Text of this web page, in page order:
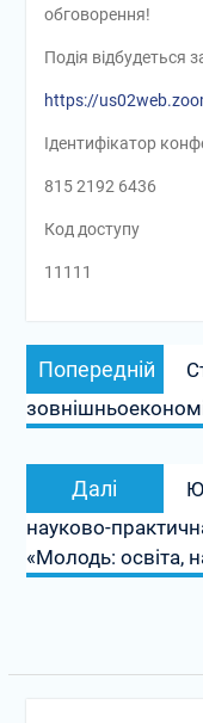
обговорення!
Подія відбудеться
https://
Ідентифікатор
815 2192 6436
Код доступу
11111
Навігація
записів
Попередній
Далі
науково-
«Молодь: освіта,